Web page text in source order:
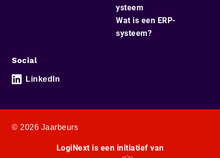
ysteem
Wat is een ERP-
systeem?
Social
LinkedIn
© 2026 Jaarbeurs
LogiNext is een initiatief van